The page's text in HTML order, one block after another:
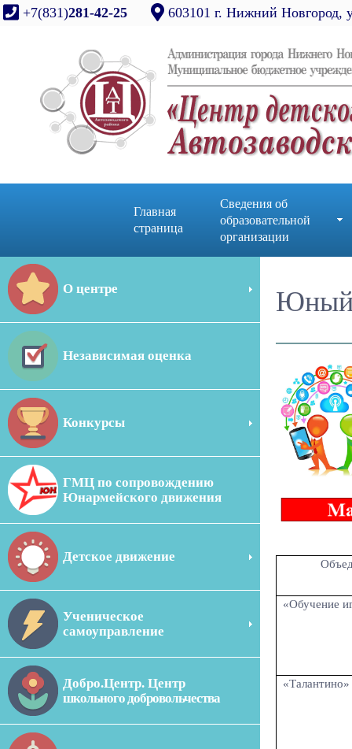
+7(831)281-42-25 603101 г. Нижний Новгород,
Главная
страница
Сведения об
образовательной
организации
О центре
Независимая оценка
Конкурсы
ГМЦ по сопровождению
Юнармейского движения
Детское движение
Ученическое
самоуправление
Добро.Центр. Центр
школьного добровольчества
Юный
«Обучение
«Талантино»